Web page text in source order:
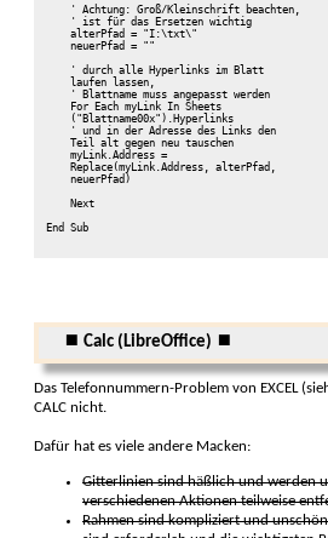
    ' Achtung: Groß/Kleinschrift beachten,
    ' ist für das Ersetzen wichtig
    alterPfad = "I:\txt\"
    neuerPfad = ""
    ' durch alle Hyperlinks im Blatt
    laufen lassen,
    ' Blattname muss angepasst werden
    For Each myLink In Sheets
    ("Blattname00x").Hyperlinks
    ' und in der Adresse des Links den
    Teil alt gegen neu tauschen
    myLink.Address =
    Replace(myLink.Address, alterPfad,
    neuerPfad)
    Next
⏹ Calc (LibreOffice) ⏹
Das Telefonnummern-Problem von EXCEL
CALC nicht.
Dafür hat es viele andere Macken:
Gitterlinien sind häßlich und werden
verschie­denen Ak­tionen teil­weise
Rahmen sind kompliziert und